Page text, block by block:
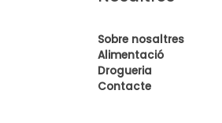
Sobre nosaltres
Alimentació
Drogueria
Contacte